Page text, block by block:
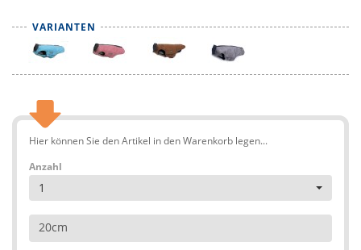
VARIANTEN
Hier können Sie den Artikel in den Warenkorb legen...
Anzahl
1
20cm